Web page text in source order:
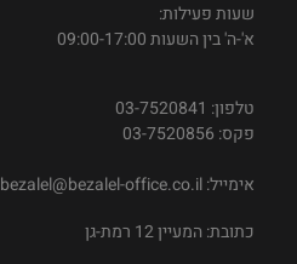
שעות פעילות:
א'-ה' בין השעות 09:00-17:00
טלפון: 03-7520841
פקס: 03-7520856
אימייל:bezalel@bezalel-office.co.il
כתובת: המעיין 12 רמת-גן